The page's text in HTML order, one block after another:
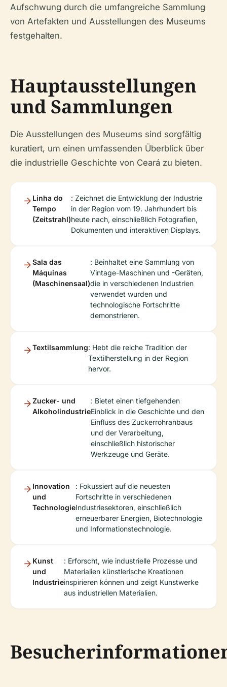
Aufschwung durch die umfangreiche Sammlung
von Artefakten und Ausstellungen des Museums
festgehalten.
Hauptausstellungen
und Sammlungen
Die Ausstellungen des Museums sind sorgfältig
kuratiert, um einen umfassenden Überblick über
die industrielle Geschichte von Ceará zu bieten.
Linha do
Tempo
(Zeitstrahl)
: Zeichnet die Entwicklung der Industrie
in der Region vom 19. Jahrhundert bis
heute nach, einschließlich Fotografien,
Dokumenten und interaktiven Displays.
Sala das
Máquinas
(Maschinensaal)
: Beinhaltet eine Sammlung von
Vintage-Maschinen und -Geräten,
die in verschiedenen Industrien
verwendet wurden und
technologische Fortschritte
demonstrieren.
Textilsammlung: Hebt die reiche Tradition der
Textilherstellung in der Region
hervor.
Zucker- und
Alkoholindustrie
: Bietet einen tiefgehenden
Einblick in die Geschichte und den
Einfluss des Zuckerrohranbaus
und der Verarbeitung,
einschließlich historischer
Werkzeuge und Geräte.
Innovation
und
Technologie
: Fokussiert auf die neuesten
Fortschritte in verschiedenen
Industriesektoren, einschließlich
erneuerbarer Energien, Biotechnologie
und Informationstechnologie.
Kunst
und
Industrie
: Erforscht, wie industrielle Prozesse und
Materialien künstlerische Kreationen
inspirieren können und zeigt Kunstwerke
aus industriellen Materialien.